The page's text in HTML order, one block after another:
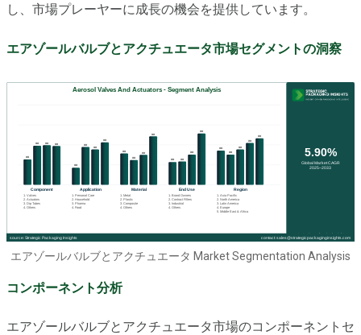
し、市場プレーヤーに成長の機会を提供しています。
エアゾールバルブとアクチュエータ市場セグメントの洞察
エアゾールバルブとアクチュエータ Market Segmentation Analysis
コンポーネント分析
エアゾールバルブとアクチュエータ市場のコンポーネントセ